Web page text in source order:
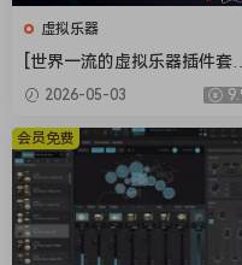
Put your hands on it, and
instrument has an
sound, yet with a
resonance that can only
in this class. The
Bernier Concert Hall at Le
region of Quebec, the
German Steinway was
concert technician Michel
虚拟乐器
[世界一流的虚拟乐器插件套
装] AIR Music Technology
struments Bundle 2025-R2
R [WiN]（5.92GB）
2026-05-03
会员免费